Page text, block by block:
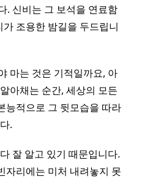
. 신비는 그 보석을 연료함
조용한 밤길을 두드립니
마는 것은 기적일까요, 아
아채는 순간, 세상의 모든
능적으로 그 뒷모습을 따라
.
잘 알고 있기 때문입니다.
자리에는 미처 내려놓지 못